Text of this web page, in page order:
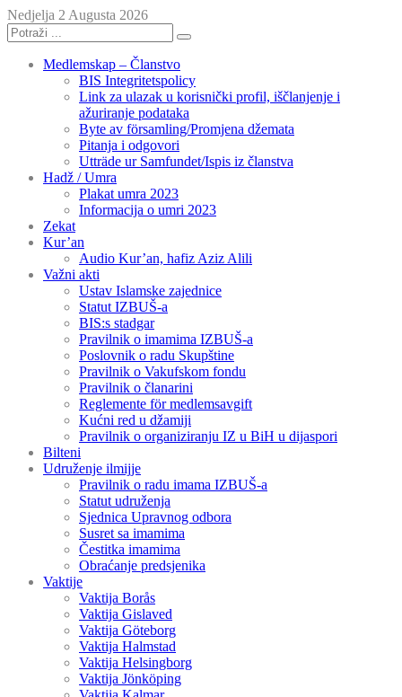
Nedjelja 2 Augusta 2026
Medlemskap – Članstvo
BIS Integritetspolicy
Link za ulazak u korisnički profil, iščlanjenje i
ažuriranje podataka
Byte av församling/Promjena džemata
Pitanja i odgovori
Utträde ur Samfundet/Ispis iz članstva
Hadž / Umra
Plakat umra 2023
Informacija o umri 2023
Zekat
Kur’an
Audio Kur’an, hafiz Aziz Alili
Važni akti
Ustav Islamske zajednice
Statut IZBUŠ-a
BIS:s stadgar
Pravilnik o imamima IZBUŠ-a
Poslovnik o radu Skupštine
Pravilnik o Vakufskom fondu
Pravilnik o članarini
Reglemente för medlemsavgift
Kućni red u džamiji
Pravilnik o organiziranju IZ u BiH u dijaspori
Bilteni
Udruženje ilmijje
Pravilnik o radu imama IZBUŠ-a
Statut udruženja
Sjednica Upravnog odbora
Susret sa imamima
Čestitka imamima
Obraćanje predsjenika
Vaktije
Vaktija Borås
Vaktija Gislaved
Vaktija Göteborg
Vaktija Halmstad
Vaktija Helsingborg
Vaktija Jönköping